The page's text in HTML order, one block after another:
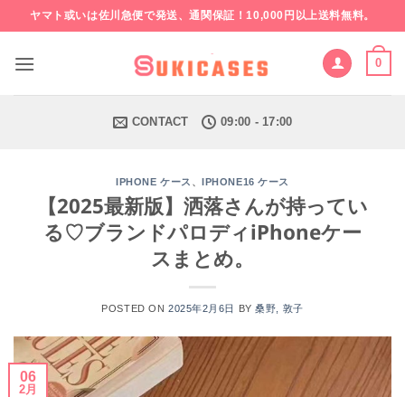
to
content
ヤマト或いは佐川急便で発送、通関保証！10,000円以上送料無料。
0
CONTACT 09:00 - 17:00
IPHONE ケース 、IPHONE16 ケース
【2025最新版】洒落さんが持ってい
る♡ブランドパロディiPhoneケー
スまとめ。
POSTED ON 2025年2月6日 BY桑野, 敦子
06
2月